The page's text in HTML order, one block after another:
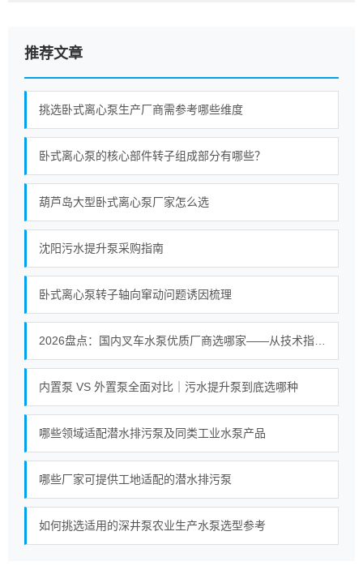
推荐文章
挑选卧式离心泵生产厂商需参考哪些维度
卧式离心泵的核心部件转子组成部分有哪些？
葫芦岛大型卧式离心泵厂家怎么选
沈阳污水提升泵采购指南
卧式离心泵转子轴向窜动问题诱因梳理
内置泵 VS 外置泵全面对比｜污水提升泵到底选哪种
哪些领域适配潜水排污泵及同类工业水泵产品
哪些厂家可提供工地适配的潜水排污泵
如何挑选适用的深井泵农业生产水泵选型参考